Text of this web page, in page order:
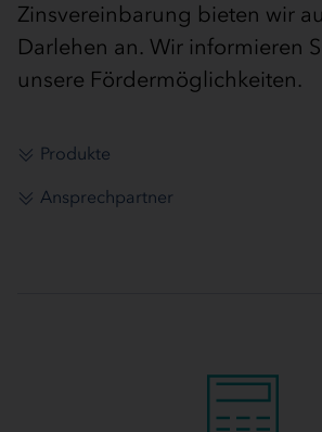
Zinsvereinbarung bieten wir
Darlehen an. Wir informieren
unsere Fördermöglichkeiten.
Produkte
Ansprechpartner